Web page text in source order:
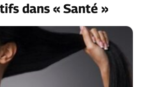
dans « Santé »